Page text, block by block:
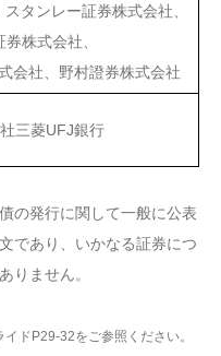
タンレー証券株式会社、
券株式会社、
会社、野村證券株式会社
三菱UFJ銀行
の発行に関して一般に公表
であり、いかなる証券につ
りません。
ドP29-32をご参照ください。